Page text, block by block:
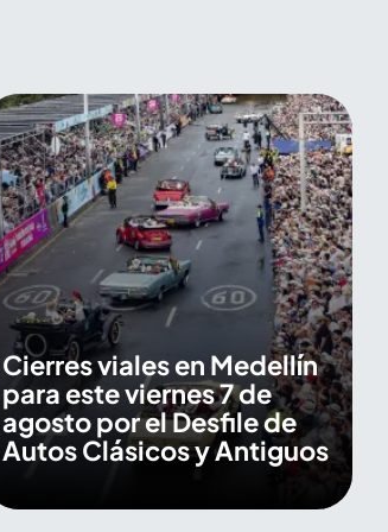
Cierres viales en Medellín
para este viernes 7 de
agosto por el Desfile de
Autos Clásicos y Antiguos